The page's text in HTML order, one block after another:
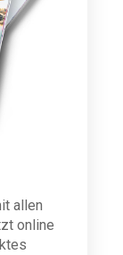
allen
online